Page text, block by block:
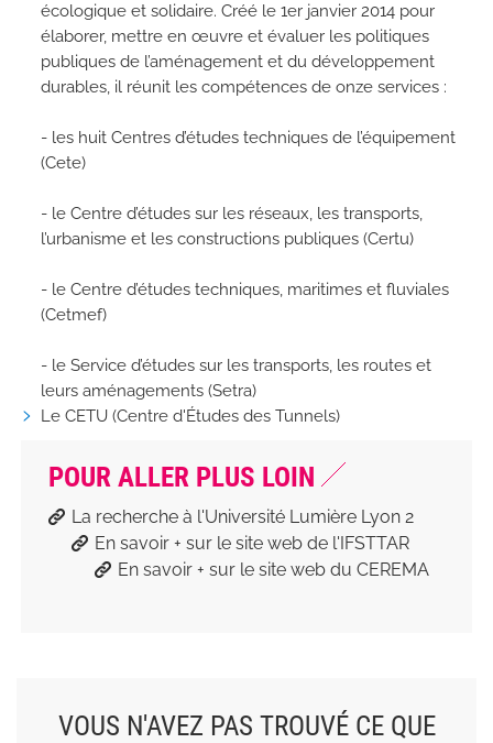
écologique et solidaire. Créé le 1er janvier 2014 pour
élaborer, mettre en œuvre et évaluer les politiques
publiques de l’aménagement et du développement
durables, il réunit les compétences de onze services :
- les huit Centres d’études techniques de l’équipement
(Cete)
- le Centre d’études sur les réseaux, les transports,
l’urbanisme et les constructions publiques (Certu)
- le Centre d’études techniques, maritimes et fluviales
(Cetmef)
- le Service d’études sur les transports, les routes et
leurs aménagements (Setra)
Le CETU (Centre d'Études des Tunnels)
POUR ALLER PLUS LOIN
La recherche à l'Université Lumière Lyon 2
En savoir + sur le site web de l'IFSTTAR
En savoir + sur le site web du CEREMA
VOUS N'AVEZ PAS TROUVÉ CE QUE